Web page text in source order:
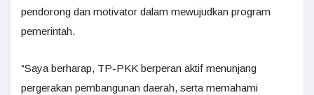
pendorong dan motivator dalam mewujudkan program
pemerintah.
“Saya berharap, TP-PKK berperan aktif menunjang
pergerakan pembangunan daerah, serta memahami